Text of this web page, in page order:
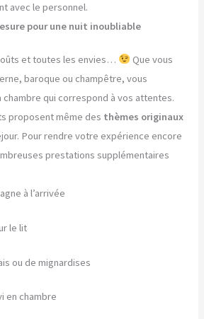
avec le personnel.
pour une nuit inoubliable
et toutes les envies…
Que vous
baroque ou champêtre, vous
qui correspond à vos attentes.
proposent même des thèmes originaux
Pour rendre votre expérience encore
prestations supplémentaires
à l’arrivée
le lit
ou de mignardises
en chambre